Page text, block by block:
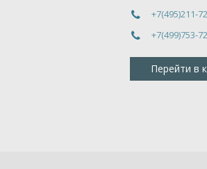
+7(495)211-
+7(499)753-
Перейти в